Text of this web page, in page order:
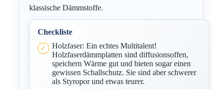
klassische Dämmstoffe.
Checkliste
Holzfaser: Ein echtes Multitalent!
Holzfaserdämmplatten sind diffusionsoffen,
speichern Wärme gut und bieten sogar einen
gewissen Schallschutz. Sie sind aber schwerer
als Styropor und etwas teurer.